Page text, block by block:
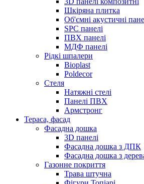
Шкіряна плитка
Об'ємні акустичні
SPC панелі
ПВХ панелі
МДФ панелі
Рідкі шпалери
Bioplast
Poldecor
Стеля
Натяжні стелі
Панелі ПВХ
Армстронг
Тераса, фасад
Фасадна дошка
3D панелі
Фасадна дошка з ДПК
Фасадна дошка з
Газонне покриття
Трава штучна